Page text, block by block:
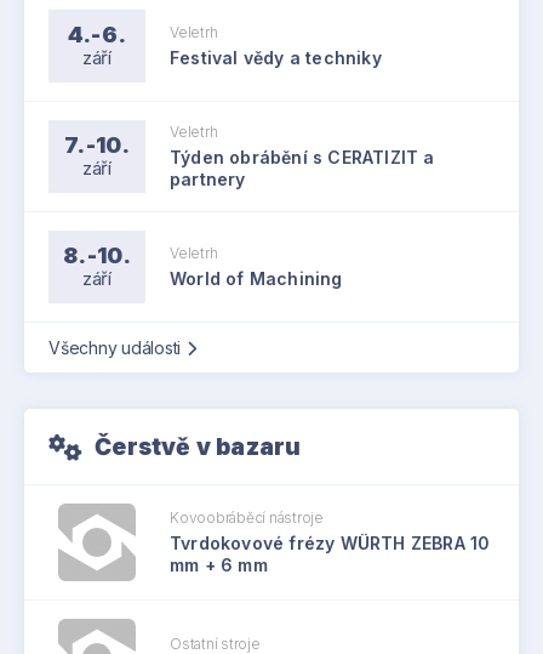
4.-6.
září
Veletrh
Festival vědy a techniky
7.-10.
září
Veletrh
Týden obrábění s CERATIZIT a
partnery
8.-10.
září
Veletrh
World of Machining
Všechny události
Čerstvě v bazaru
Kovoobráběcí nástroje
Tvrdokovové frézy WÜRTH ZEBRA 10
mm + 6 mm
Ostatní stroje